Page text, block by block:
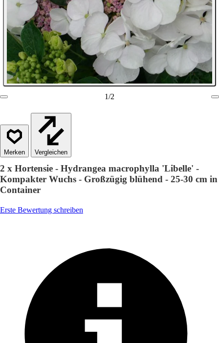
1/2
Vergleichen
2 x Hortensie - Hydrangea macrophylla 'Libelle' -
Kompakter Wuchs - Großzügig blühend - 25-30 cm in
Container
Erste Bewertung schreiben